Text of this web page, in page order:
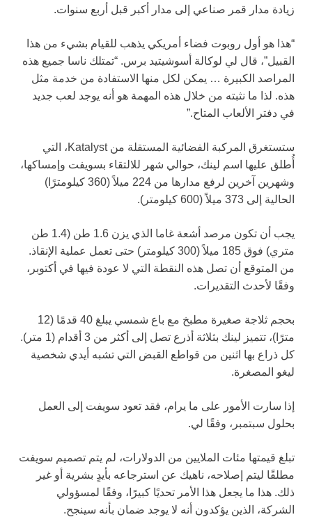
زيادة مدار قمر صناعي إلى مدار أكبر قبل أربع سنوات.
“هذا هو أول روبوت فضاء أمريكي يذهب للقيام بشيء من هذا
القبيل”، قال لي لوكالة أسوشيتيد برس. “تمتلك ناسا جميع هذه
المراصد الكبيرة … يمكن لكل منها الاستفادة من خدمة مثل
هذه. لذا ما نثبته من خلال هذه المهمة هو أنه يوجد لعب جديد
في دفتر الألعاب المتاح.”
ستستغرق المركبة الفضائية المستقلة من Katalyst، التي
أُطلق عليها اسم لينك، حوالي شهر للالتقاء بسويفت وإمساكها،
وشهرين آخرين لرفع مدارها من 224 ميلاً (360 كيلومترًا)
الحالية إلى 373 ميلاً (600 كيلومتر).
يجب أن تكون مرصد أشعة غاما الذي يزن 1.6 طن (1.4 طن
متري) فوق 185 ميلاً (300 كيلومتر) حتى تعمل عملية الإنقاذ.
من المتوقع أن تصل هذه النقطة التي لا عودة فيها في أكتوبر،
وفقًا لأحدث التقديرات.
بحجم ثلاجة صغيرة مطبخ مع باع شمسي يبلغ 40 قدمًا (12
مترًا)، تتميز لينك بثلاثة أذرع تصل إلى أكثر من 3 أقدام (1 متر).
كل ذراع بها اثنين من قواطع القبض التي تشبه أيدي شخصية
ليغو المصغرة.
إذا سارت الأمور على ما يرام، فقد تعود سويفت إلى العمل
بحلول سبتمبر، وفقًا لي.
تبلغ قيمتها مئات الملايين من الدولارات، لم يتم تصميم سويفت
مطلقًا ليتم إصلاحه، ناهيك عن استرجاعه بأيدٍ بشرية أو غير
ذلك. هذا ما يجعل هذا الأمر تحديًا كبيرًا، وفقًا لمسؤولي
الشركة، الذين يؤكدون أنه لا يوجد ضمان بأنه سينجح.